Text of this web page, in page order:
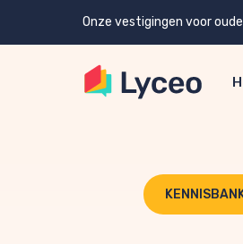
Onze vestigingen voor